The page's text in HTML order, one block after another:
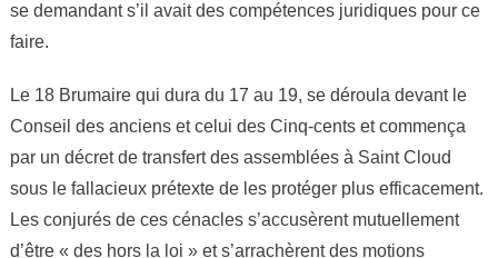
se demandant s’il avait des compétences juridiques pour ce
faire.
Le 18 Brumaire qui dura du 17 au 19, se déroula devant le
Conseil des anciens et celui des Cinq-cents et commença
par un décret de transfert des assemblées à Saint Cloud
sous le fallacieux prétexte de les protéger plus efficacement.
Les conjurés de ces cénacles s’accusèrent mutuellement
d’être « des hors la loi » et s’arrachèrent des motions